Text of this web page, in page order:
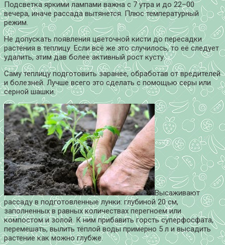
Подсветка яркими лампами важна с 7 утра и до 22–00
вечера, иначе рассада вытянется. Плюс температурный
режим.
Не допускать появления цветочной кисти до пересадки
растения в теплицу. Если всё же это случилось, то её следует
удалить, этим дав более активный рост кусту.
Саму теплицу подготовить заранее, обработав от вредителей
и болезней. Лучше всего это сделать с помощью серы или
серной шашки.
Высаживают
рассаду в подготовленные лунки: глубиной 20 см,
заполненных в равных количествах перегноем или
компостом и золой. К ним прибавить горсть суперфосфата,
перемешать, вылить тёплой воды примерно 5 л и высадить
растение как можно глубже.